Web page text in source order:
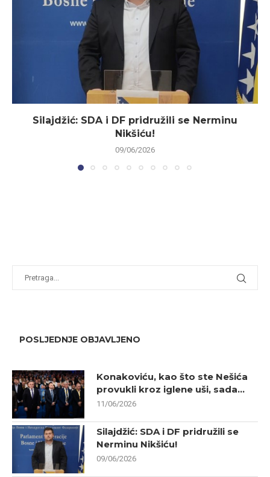
Silajdžić: SDA i DF pridružili se Nerminu
Nikšiću!
09/06/2026
POSLJEDNJE OBJAVLJENO
Konakoviću, kao što ste Nešića
provukli kroz iglene uši, sada...
11/06/2026
Silajdžić: SDA i DF pridružili se
Nerminu Nikšiću!
09/06/2026